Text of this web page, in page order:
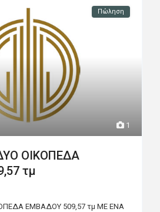
1
Πώληση
ΟΙΚΟΠΕΔΑ
τμ
ΕΜΒΑΔΟΥ 509,57 τμ ΜΕ ΕΝΑ